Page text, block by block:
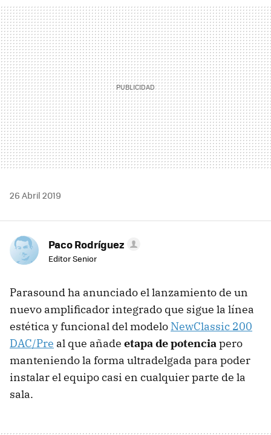
MAIL
26 Abril 2019
Paco Rodríguez
Editor Senior
Parasound ha anunciado el lanzamiento de un
nuevo amplificador integrado que sigue la línea
estética y funcional del modelo NewClassic 200
DAC/Pre al que añade etapa de potenciapero
manteniendo la forma ultradelgada para poder
instalar el equipo casi en cualquier parte de la
sala.